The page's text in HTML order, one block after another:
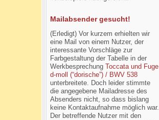
Mailabsender gesucht!
(Erledigt) Vor kurzem erhielten wir
eine Mail von einem Nutzer, der
interessante Vorschläge zur
Farbgestaltung der Tabelle in der
Werkbesprechung Toccata und Fuge
d-moll (“dorische”) / BWV 538
unterbreitete. Doch leider stimmte
die angegebene Mailadresse des
Absenders nicht, so dass bislang
keine Kontaktaufnahme möglich war.
Der betreffende Nutzer mit den